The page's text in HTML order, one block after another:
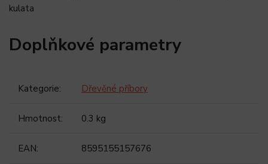
kulata
Doplňkové parametry
Kategorie: Dřevěné příbory
Hmotnost: 0.3 kg
EAN: 8595155157676